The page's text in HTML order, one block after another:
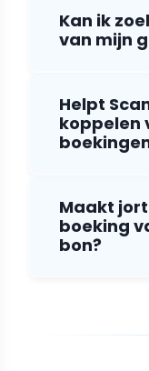
Kan ik
van mijn
Helpt
koppelen
Maakt
boeking
bon?